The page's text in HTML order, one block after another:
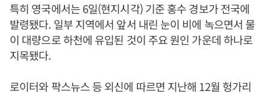
특히 영국에서는 6일(현지시각) 기준 홍수 경보가 전국에
발령됐다. 일부 지역에서 앞서 내린 눈이 비에 녹으면서 물
이 대량으로 하천에 유입된 것이 주요 원인 가운데 하나로
지목됐다.
로이터와 팍스뉴스 등 외신에 따르면 지난해 12월 헝가리